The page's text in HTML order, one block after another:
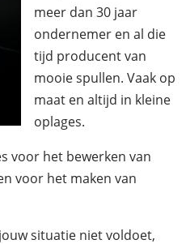
meer dan 30 jaar
ondernemer en al die
tijd producent van
mooie spullen. Vaak op
maat en altijd in kleine
oplages.
voor het bewerken van
voor het maken van
situatie niet voldoet,